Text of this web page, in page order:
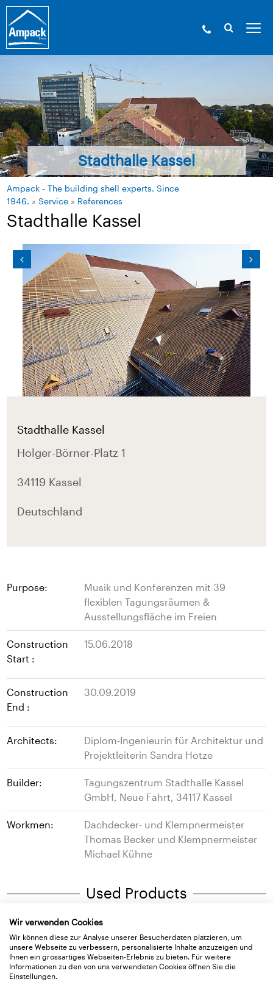
Stadthalle Kassel
Ampack - The building shell experts. Since
1946. »Service » References
Stadthalle Kassel
Stadthalle Kassel
Holger-Börner-Platz 1
34119 Kassel
Deutschland
Purpose:
Musik und Konferenzen mit 39
flexiblen Tagungsräumen &
Ausstellungsfläche im Freien
Construction
Start :
15.06.2018
Construction
End :
30.09.2019
Architects:
Diplom-Ingenieurin für Architektur und
Projektleiterin Sandra Hotze
Builder:
Tagungszentrum Stadthalle Kassel
GmbH, Neue Fahrt, 34117 Kassel
Workmen:
Dachdecker- und Klempnermeister
Thomas Becker und Klempnermeister
Michael Kühne
Used Products
Wir verwenden Cookies
Wir können diese zur Analyse unserer Besucherdaten platzieren, um
unsere Webseite zu verbessern, personalisierte Inhalte anzuzeigen und
Ihnen ein grossartiges Webseiten-Erlebnis zu bieten. Für weitere
Informationen zu den von uns verwendeten Cookies öffnen Sie die
Einstellungen.